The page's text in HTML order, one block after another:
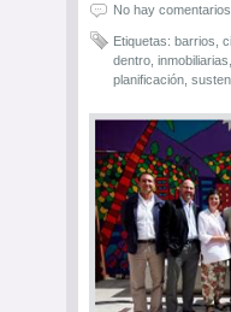
No hay comentarios
Etiquetas: barrios
dentro inmobiliarias
planificación